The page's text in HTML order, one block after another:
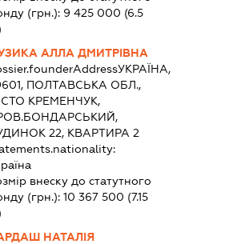
(грн.): 9 425 000 (6.5
АЛЛА ДМИТРІВНА
УКРАЇНА,
ПОЛТАВСЬКА ОБЛ.,
КРЕМЕНЧУК,
22, КВАРТИРА 2
внеску до статутного
(грн.): 10 367 500 (7.15
НАТАЛІЯ